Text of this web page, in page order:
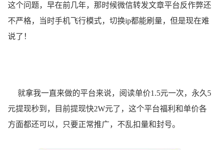
这个问题，早在前几年，那时候微信转发文章平台反作弊还
不严格，当时手机飞行模式，切换ip都能刷量，但是现在难
说了！
就拿我一直来做的平台来说，阅读单价1.5元一次，永久5
元提现秒到，目前提现快2W元了，这个平台福利和单价各
方面都还可以，只要正常推广，不乱扣量和封号。